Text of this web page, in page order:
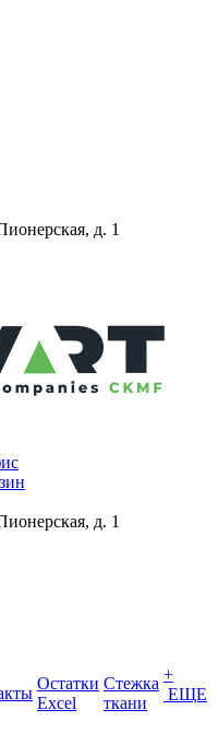
д. 1
д. 1
Остатки
Excel
Стежка
ткани
+
ЕЩЕ